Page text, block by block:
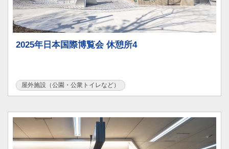
2025年日本国際博覧会 休憩所4
屋外施設（公園・公衆トイレなど）